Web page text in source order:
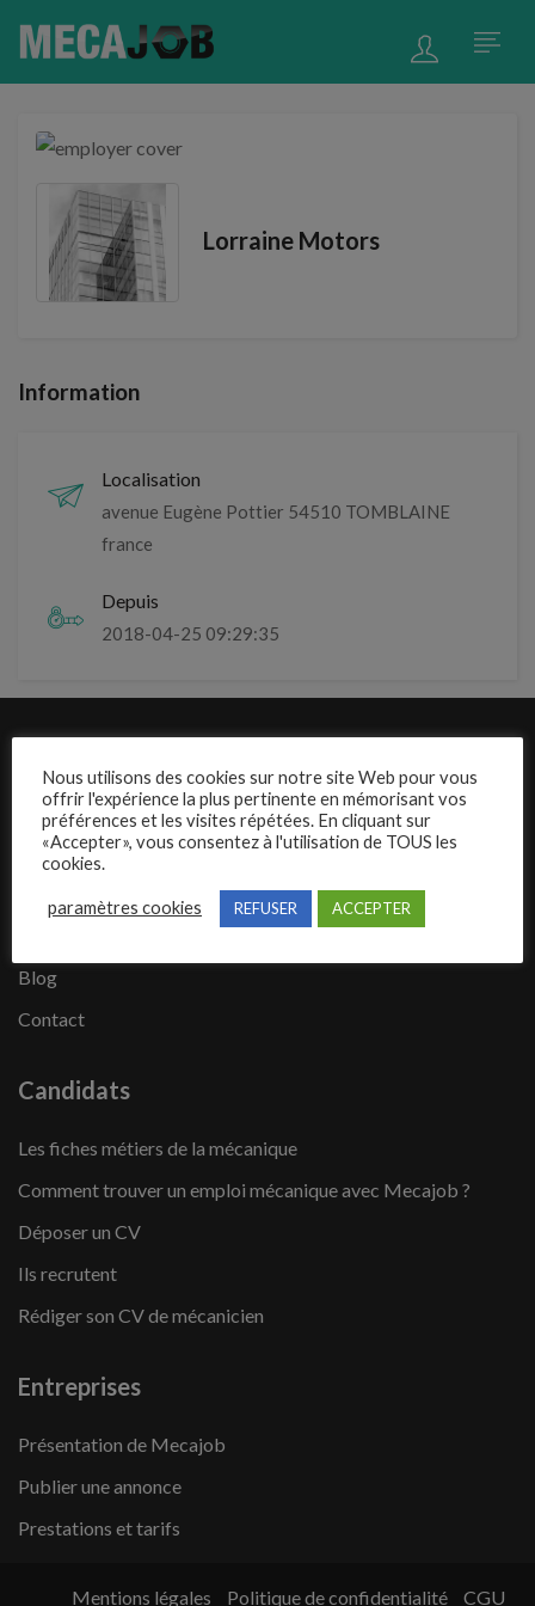
Lorraine Motors
Information
Localisation
avenue Eugène Pottier 54510 TOMBLAINE
france
Depuis
2018-04-25 09:29:35
Présentation de Mecajob
Publier une annonce
Blog
Contact
Candidats
Les fiches métiers de la mécanique
Comment trouver un emploi mécanique avec Mecajob ?
Déposer un CV
Ils recrutent
Rédiger son CV de mécanicien
Entreprises
Présentation de Mecajob
Publier une annonce
Prestations et tarifs
Mentions légales Politique de confidentialité CGU
Nous utilisons des cookies sur notre site Web pour vous
offrir l'expérience la plus pertinente en mémorisant vos
préférences et les visites répétées. En cliquant sur
«Accepter», vous consentez à l'utilisation de TOUS les
cookies.
paramètres cookies REFUSER ACCEPTER